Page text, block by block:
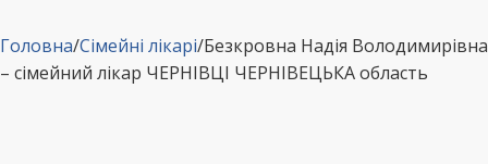
Головна/Сімейні лікарі/Безкровна Надія Володимирівна
– сімейний лікар ЧЕРНІВЦІ ЧЕРНІВЕЦЬКА область